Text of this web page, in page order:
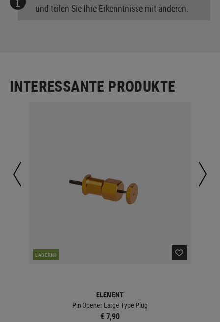
und teilen Sie Ihre Erkenntnisse mit anderen.
INTERESSANTE PRODUKTE
LAGERND
ELEMENT
Pin Opener Large Type Plug
€ 7,90